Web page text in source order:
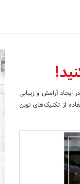
ایجاد آرامش و زیبایی
از تکنیک‌های نوین